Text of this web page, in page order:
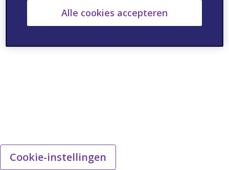
Cookie-instellingen
Alle cookies accepteren